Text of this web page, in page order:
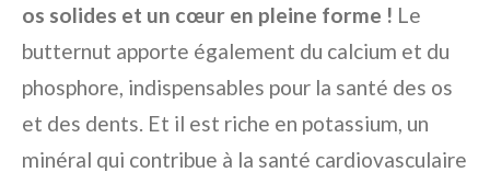
os solides et un cœur en pleine forme ! Le
butternut apporte également du calcium et du
phosphore, indispensables pour la santé des os
et des dents. Et il est riche en potassium, un
minéral qui contribue à la santé cardiovasculaire